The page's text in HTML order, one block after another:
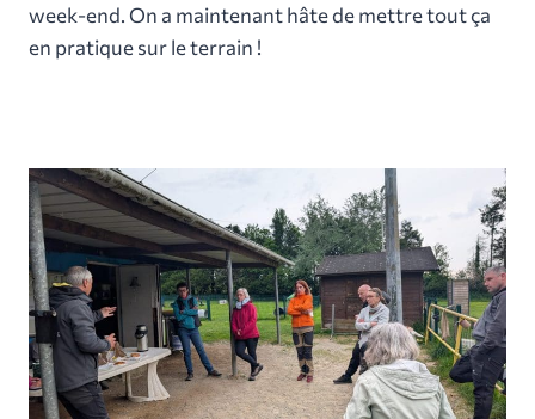
week-end. On a maintenant hâte de mettre tout ça
en pratique sur le terrain !